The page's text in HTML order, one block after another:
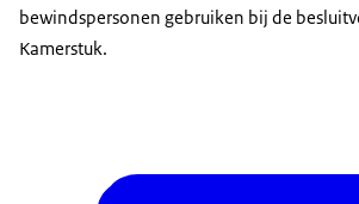
bewindspersonen gebruiken bij de
Kamerstuk.